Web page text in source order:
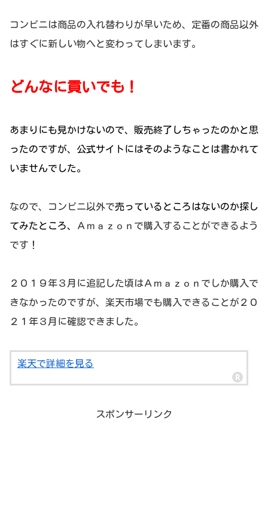
コンビニは商品の入れ替わりが早いため、定番の商品以外
はすぐに新しい物へと変わってしまいます。
どんなに貢いでも！
あまりにも見かけないので、販売終了しちゃったのかと思
ったのですが、公式サイトにはそのようなことは書かれて
いませんでした。
なので、コンビニ以外で売っているところはないのか探し
てみたところ、
Ａｍａｚｏｎで購入することができるよう
です！
２０１９年３月に追記した頃はＡｍａｚｏｎでしか購入で
きなかったのですが、楽天市場でも購入できることが２０
２１年３月に確認できました。
楽天で詳細を見る
スポンサーリンク